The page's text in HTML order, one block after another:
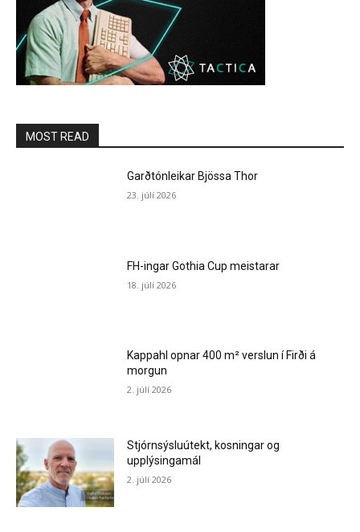
MOST READ
Garðtónleikar Bjössa Thor
23. júlí 2026
FH-ingar Gothia Cup meistarar
18. júlí 2026
Kappahl opnar 400 m² verslun í Firði á
morgun
2. júlí 2026
Stjórnsýsluútekt, kosningar og
upplýsingamál
2. júlí 2026